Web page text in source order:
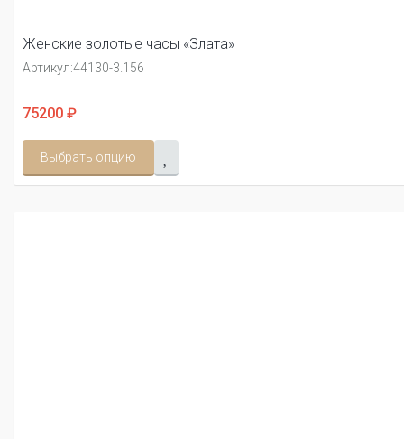
Женские золотые часы «Злата»
Артикул:44130-3.156
75200 ₽
Выбрать опцию